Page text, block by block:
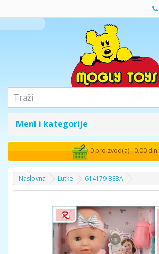
Meni i kategorije
0 proizvod(a) - 0.00 din.
Naslovna Lutke 614179 BEBA